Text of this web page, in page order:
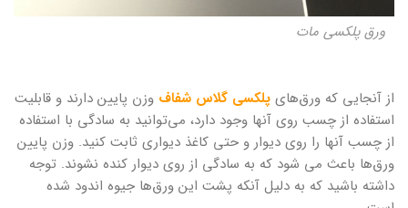
ورق پلکسی مات
از آنجایی که ورق‌های پلکسی گلاس شفاف وزن پایین دارند و قابلیت
استفاده از چسب روی آنها وجود دارد، می‌توانید به سادگی با استفاده
از چسب آنها را روی دیوار و حتی کاغذ دیواری ثابت کنید. وزن پایین
ورق‌ها باعث می شود که به سادگی از روی دیوار کنده نشوند. توجه
داشته باشید که به دلیل آنکه پشت این ورق‌ها جیوه اندود شده